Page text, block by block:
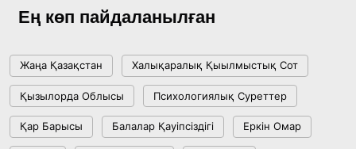
жетістіктері мен даму бағыты
Мемлекет басшысы Көбейтұз көлінің жай-
күйіне назар аударды
18:22, 17 Шілде 2026
Ең көп пайдаланылған
Жаңа Қазақстан Халықаралық Қыылмыстық Сот
Қызылорда Облысы Психологиялық Суреттер
Қар Барысы Балалар Қауіпсіздігі Еркін Омар